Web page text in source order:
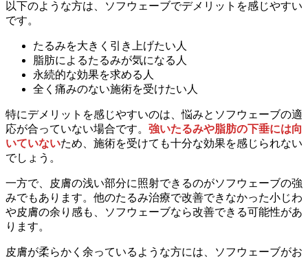
以下のような方は、ソフウェーブでデメリットを感じやすい
です。
たるみを大きく引き上げたい人
脂肪によるたるみが気になる人
永続的な効果を求める人
全く痛みのない施術を受けたい人
特にデメリットを感じやすいのは、悩みとソフウェーブの適
応が合っていない場合です。 強いたるみや脂肪の下垂には向
いていないため、施術を受けても十分な効果を感じられない
でしょう。
一方で、皮膚の浅い部分に照射できるのがソフウェーブの強
みでもあります。他のたるみ治療で改善できなかった小じわ
や皮膚の余り感も、ソフウェーブなら改善できる可能性があ
ります。
皮膚が柔らかく余っているような方には、ソフウェーブがお